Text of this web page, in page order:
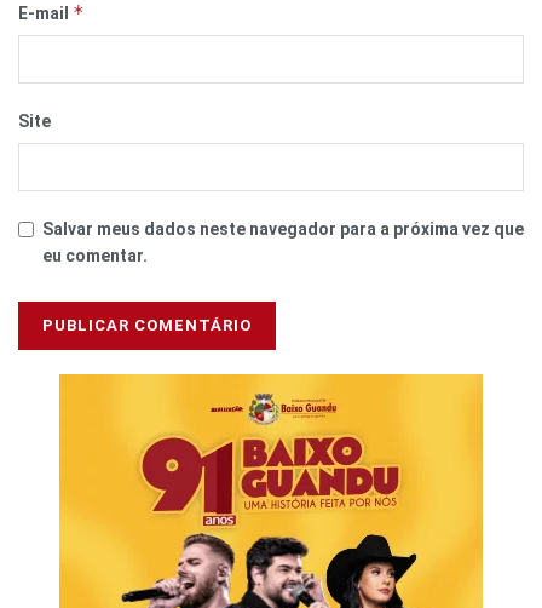
E-mail *
Site
Salvar meus dados neste navegador para a próxima vez que
eu comentar.